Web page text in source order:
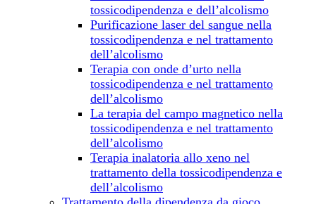
tossicodipendenza e dell’alcolismo
Purificazione laser del sangue nella
tossicodipendenza e nel trattamento
dell’alcolismo
Terapia con onde d’urto nella
tossicodipendenza e nel trattamento
dell’alcolismo
La terapia del campo magnetico nella
tossicodipendenza e nel trattamento
dell’alcolismo
Terapia inalatoria allo xeno nel
trattamento della tossicodipendenza e
dell’alcolismo